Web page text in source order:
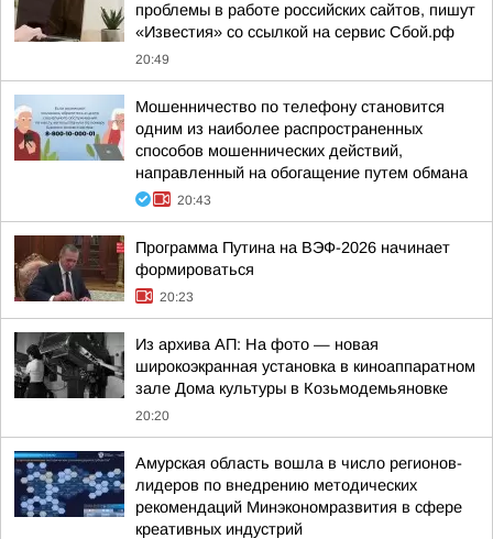
проблемы в работе российских сайтов, пишут
«Известия» со ссылкой на сервис Сбой.рф
20:49
Мошенничество по телефону становится
одним из наиболее распространенных
способов мошеннических действий,
направленный на обогащение путем обмана
20:43
Программа Путина на ВЭФ-2026 начинает
формироваться
20:23
Из архива АП: На фото — новая
широкоэкранная установка в киноаппаратном
зале Дома культуры в Козьмодемьяновке
20:20
Амурская область вошла в число регионов-
лидеров по внедрению методических
рекомендаций Минэкономразвития в сфере
креативных индустрий